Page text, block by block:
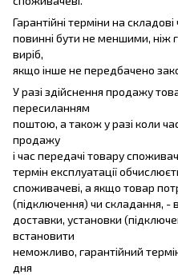
Гарантійні терміни на
повинні бути не меншими, ніж
виріб,
якщо інше не передбачено
У разі здійснення продажу
пересиланням
поштою, а також у разі коли
продажу
і час передачі товару
термін експлуатації
споживачеві, а якщо товар
(підключення) чи складання, -
доставки, установки
встановити
неможливо, гарантійний
дня